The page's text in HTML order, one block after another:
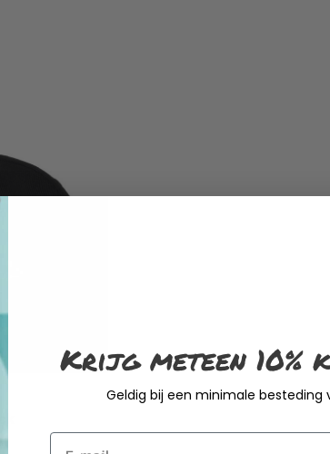
Krijg meteen 10%
Geldig bij een minimale besteding
Email